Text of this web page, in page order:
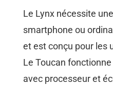
Le Lynx nécessite
smartphone ou
et est conçu pour les
Le Toucan
avec processeur et